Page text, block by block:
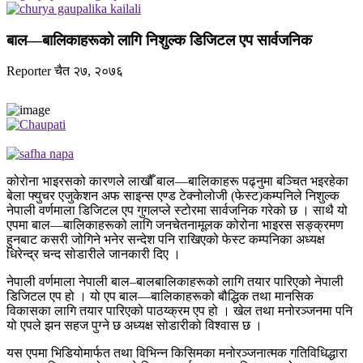
बाल—बालिकाहरूको लागि निशुल्क डिजिटल एप सार्वजनिक
Reporterचैत २७, २०७६
कोरोना भाइरसको कारणले लाखौँ बाल—बालिकाहरू पढ्नुमा बञ्चित भइरहेका
बेला फ्युचर एजुकेशन अफ साइन्स एण्ड टेक्नोलोजी (फेस्ट)कम्पनिले निशुल्क
नेपाली वर्णमाला डिजिटल एप गुगलप्ले स्टोरमा सार्वजनिक गरेको छ । साथै यो
एपमा बाल—बालिकाहरूको लागि जनचेतनामूलक कोरोना भाइरस सङ्क्रमण
हुनबाट कसरी जोगिने भनेर सन्देश पनि राखिएको फेस्ट कम्पनिका अध्यक्ष
धिरेन्द्र चन्द सोडारीले जानकारी दिए ।
नेपाली वर्णमाला नेपाली बाल–बालबालिकाहरूको लागि तयार पारिएको नेपाली
डिजिटल एप हो । यो एप बाल—बालिकाहरूको बौद्धिक तथा मानसिक
विकासका लागि तयार पारिएको पाठय्क्रम एप हो । खेल तथा मनोरञ्जनमा पनि
यो एपले झन सहज पुग्ने छ अध्यक्ष सोडारीको विश्वास छ ।
यस एपमा भिडियोमार्फत तथा विभिन्न किसिमका मनोरञ्जनात्मक गतिविधिद्धारा